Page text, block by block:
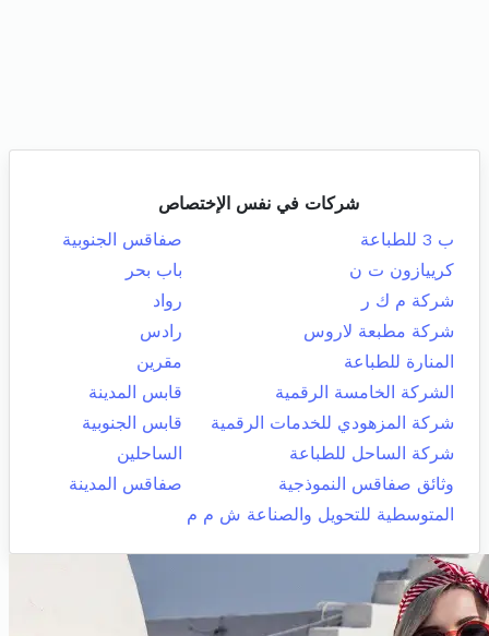
شركات في نفس الإختصاص
ب 3 للطباعة
صفاقس الجنوبية
كرييازون ت ن
باب بحر
شركة م ك ر
رواد
شركة مطبعة لاروس
رادس
المنارة للطباعة
مقرين
الشركة الخامسة الرقمية
قابس المدينة
شركة المزهودي للخدمات الرقمية
قابس الجنوبية
شركة الساحل للطباعة
الساحلين
وثائق صفاقس النموذجية
صفاقس المدينة
المتوسطية للتحويل والصناعة ش م م